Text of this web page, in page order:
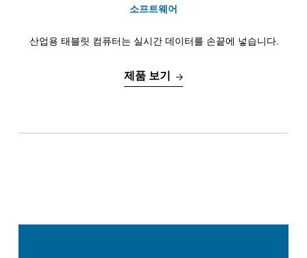
소프트웨어
산업용 태블릿 컴퓨터는 실시간 데이터를 손끝에 넣습니다.
제품 보기